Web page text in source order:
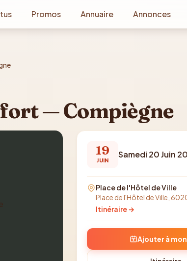
Promos Annuaire Annonces
— Compiègne
19
JUIN
Samedi 20 Juin
Place de l'Hôtel de Ville
Place de l'Hôtel de Ville,
Itinéraire →
Ajouter à